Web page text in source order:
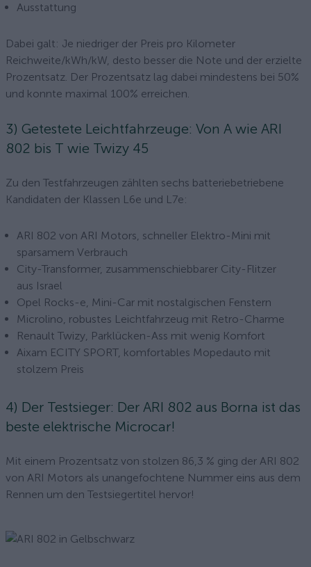
Ausstattung
Dabei galt: Je niedriger der Preis pro Kilometer
Reichweite/kWh/kW, desto besser die Note und der erzielte
Prozentsatz. Der Prozentsatz lag dabei mindestens bei 50%
und konnte maximal 100% erreichen.
3) Getestete Leichtfahrzeuge: Von A wie ARI
802 bis T wie Twizy 45
Zu den Testfahrzeugen zählten sechs batteriebetriebene
Kandidaten der Klassen L6e und L7e:
ARI 802 von ARI Motors, schneller Elektro-Mini mit
sparsamem Verbrauch
City-Transformer, zusammenschiebbarer City-Flitzer
aus Israel
Opel Rocks-e, Mini-Car mit nostalgischen Fenstern
Microlino, robustes Leichtfahrzeug mit Retro-Charme
Renault Twizy, Parklücken-Ass mit wenig Komfort
Aixam ECITY SPORT, komfortables Mopedauto mit
stolzem Preis
4) Der Testsieger: Der ARI 802 aus Borna ist das
beste elektrische Microcar!
Mit einem Prozentsatz von stolzen 86,3 % ging der ARI 802
von ARI Motors als unangefochtene Nummer eins aus dem
Rennen um den Testsiegertitel hervor!